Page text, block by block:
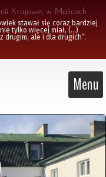
Krajowej w Malicach
stawał się coraz bardziej
tylko więcej miał, (...)
drugim, ale i dla drugich”.
Menu